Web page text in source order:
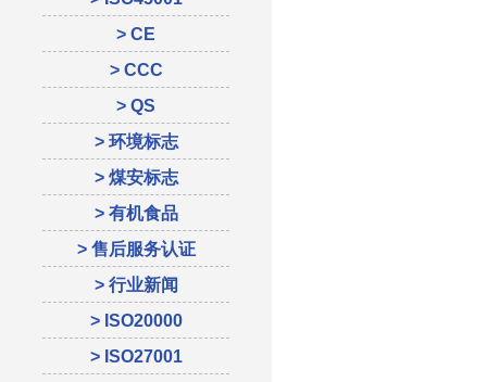
> CE
> CCC
> QS
> 环境标志
> 煤安标志
> 有机食品
> 售后服务认证
> 行业新闻
> ISO20000
> ISO27001